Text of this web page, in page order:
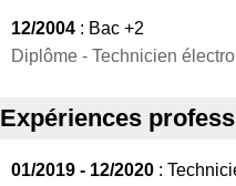
12/2004 : Bac +2
Diplôme - Technicien
Expériences
01/2019 - 12/2020 :